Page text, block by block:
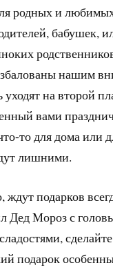
родных и
бабушек,
нашим
уходят на второй
вами
то для дома или
лишними.
ждут подарков
Дед Мороз с
сделайте
подарок